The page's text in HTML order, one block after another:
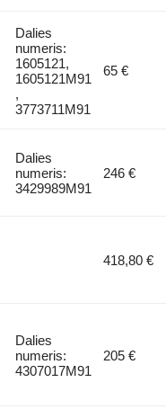
Dalies
numeris:
1605121,
1605121M91
,
3773711M91
65 €
Dalies
numeris:
3429989M91
246 €
418,80 €
Dalies
numeris:
4307017M91
205 €